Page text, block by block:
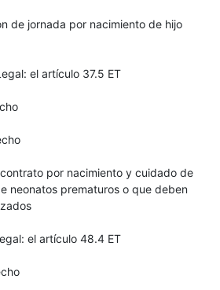
de jornada por nacimiento de hijo
el artículo 37.5 ET
por nacimiento y cuidado de
neonatos prematuros o que deben
el artículo 48.4 ET